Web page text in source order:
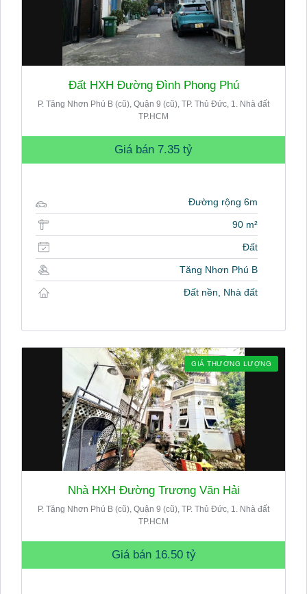
Đất HXH Đường Đình Phong Phú
P. Tăng Nhơn Phú B (cũ), Quận 9 (cũ), TP. Thủ Đức, 1. Nhà đất
TP.HCM
Giá bán 7.35 tỷ
Đường rộng 6m
90 m²
Đất
Tăng Nhơn Phú B
Đất nền, Nhà đất
GIÁ THƯƠNG LƯỢNG
Nhà HXH Đường Trương Văn Hải
P. Tăng Nhơn Phú B (cũ), Quận 9 (cũ), TP. Thủ Đức, 1. Nhà đất
TP.HCM
Giá bán 16.50 tỷ